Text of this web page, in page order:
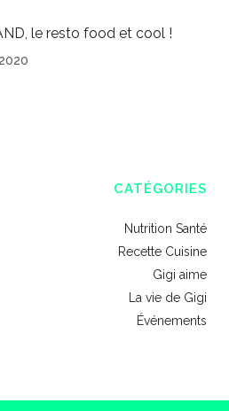
le resto food et cool !
CATÉGORIES
Nutrition Santé
Recette Cuisine
Gigi aime
La vie de Gigi
Événements